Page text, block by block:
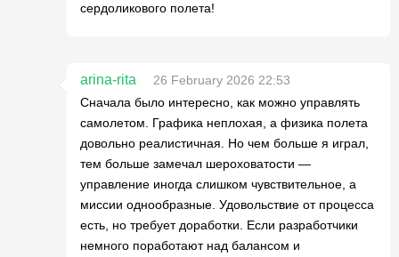
сердоликового полета!
arina-rita
26 February 2026 22:53
Сначала было интересно, как можно управлять
самолетом. Графика неплохая, а физика полета
довольно реалистичная. Но чем больше я играл,
тем больше замечал шероховатости —
управление иногда слишком чувствительное, а
миссии однообразные. Удовольствие от процесса
есть, но требует доработки. Если разработчики
немного поработают над балансом и